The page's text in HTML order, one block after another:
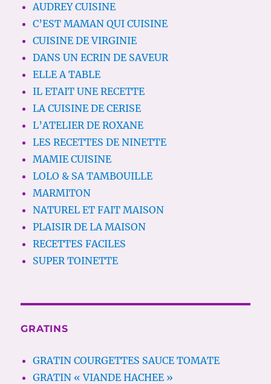
AUDREY CUISINE
C’EST MAMAN QUI CUISINE
CUISINE DE VIRGINIE
DANS UN ECRIN DE SAVEUR
ELLE A TABLE
IL ETAIT UNE RECETTE
LA CUISINE DE CERISE
L’ATELIER DE ROXANE
LES RECETTES DE NINETTE
MAMIE CUISINE
LOLO & SA TAMBOUILLE
MARMITON
NATUREL ET FAIT MAISON
PLAISIR DE LA MAISON
RECETTES FACILES
SUPER TOINETTE
GRATINS
GRATIN COURGETTES SAUCE TOMATE
GRATIN « VIANDE HACHEE »